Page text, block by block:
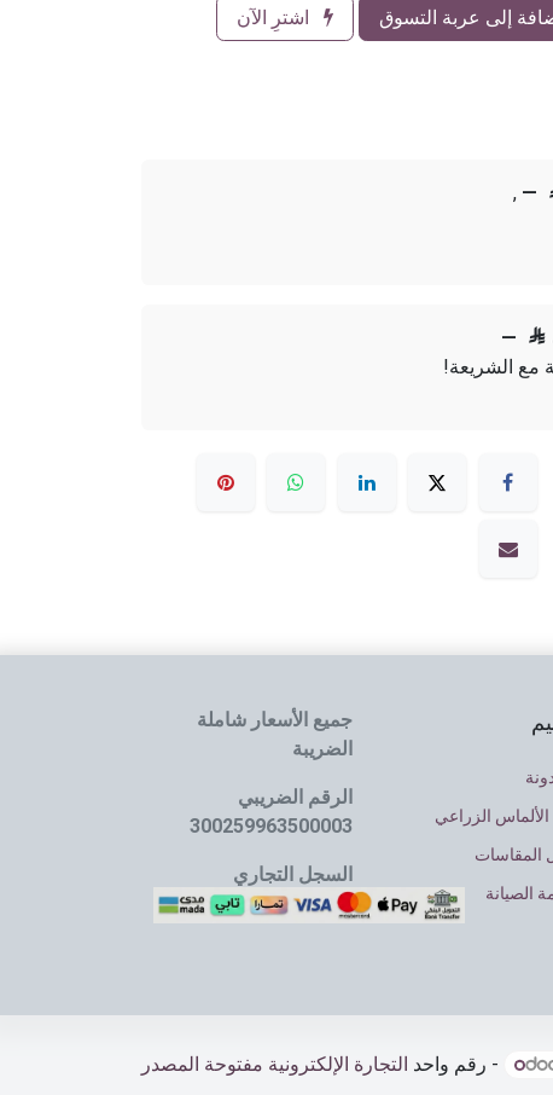
إلى عربة التسوق اشترِ الآن
—
,

—
مع الشريعة!
الزراعي
المقاسات
الصيانة
جميع الأسعار شاملة
الضريبة
الرقم الضريبي
300259963500003
السجل التجاري
4030064637
- رقم واحد التجارة الإلكترونية مفتوحة المصدر